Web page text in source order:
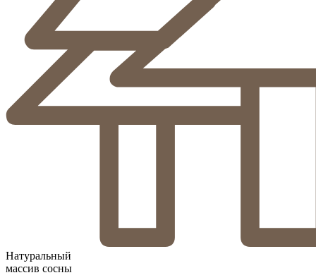
Натуральный
массив сосны